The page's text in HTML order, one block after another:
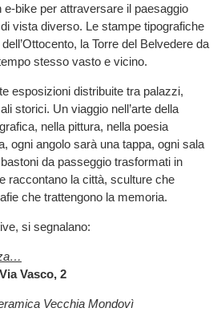
e-bike per attraversare il paesaggio
vista diverso. Le stampe tipografiche
la Torre del Belvedere da
stesso vasto e vicino.
esposizioni distribuite tra palazzi,
storici. Un viaggio nell’arte della
nella pittura, nella poesia
ogni angolo sarà una tappa, ogni sala
da passeggio trasformati in
raccontano la città, sculture che
che trattengono la memoria.
si segnalano:
Vasco, 2
Vecchia Mondovì